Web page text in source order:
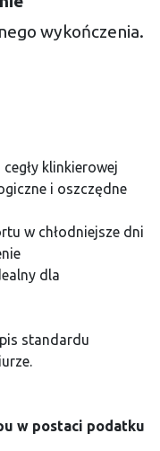
wykończenia.
klinkierowej
i oszczędne
w chłodniejsze dni
dla
standardu
w postaci podatku